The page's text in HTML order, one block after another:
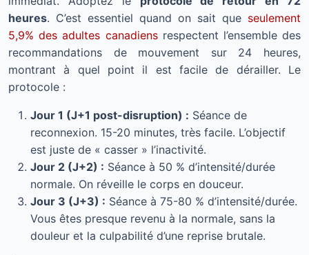
heures. C’est essentiel quand on sait que seulement
5,9% des adultes canadiensrespectent l’ensemble des
recommandations de mouvement sur 24 heures,
montrant à quel point il est facile de dérailler. Le
protocole :
Jour 1 (J+1 post-disruption) : Séance de
reconnexion. 15-20 minutes, très facile. L’objectif
est juste de « casser » l’inactivité.
Jour 2 (J+2) : Séance à 50 % d’intensité/durée
normale. On réveille le corps en douceur.
Jour 3 (J+3) : Séance à 75-80 % d’intensité/durée.
Vous êtes presque revenu à la normale, sans la
douleur et la culpabilité d’une reprise brutale.